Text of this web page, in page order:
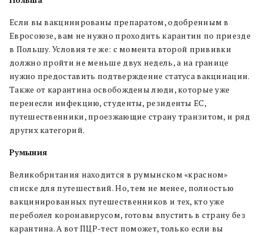
Если вы вакцинированы препаратом, одобренным в
Евросоюзе, вам не нужно проходить карантин по приезде
в Польшу. Условия те же: с момента второй прививки
должно пройти не меньше двух недель, а на границе
нужно предоставить подтверждение статуса вакцинации.
Также от карантина освобождены люди, которые уже
перенесли инфекцию, студенты, резиденты ЕС,
путешественники, проезжающие страну транзитом, и ряд
других категорий.
Румыния
Великобритания находится в румынском «красном»
списке для путешествий. Но, тем не менее, полностью
вакцинированных путешественников и тех, кто уже
переболел коронавирусом, готовы впустить в страну без
карантина. А вот ПЦР-тест поможет, только если вы